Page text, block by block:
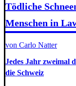
Tödliche
Menschen in
von Carlo Natter
Jedes Jahr zweimal
die Schweiz